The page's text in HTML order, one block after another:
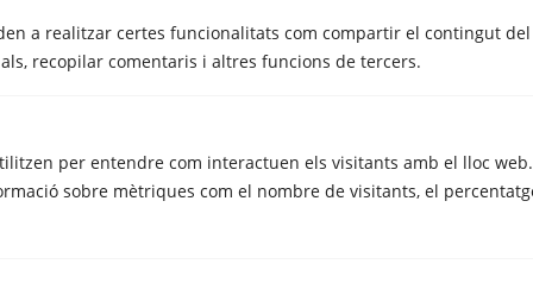
a realitzar certes funcionalitats com compartir el contingut
recopilar comentaris i altres funcions de tercers.
per entendre com interactuen els visitants amb el lloc
sobre mètriques com el nombre de visitants, el
influeix en el preu i quins serveis
inclou